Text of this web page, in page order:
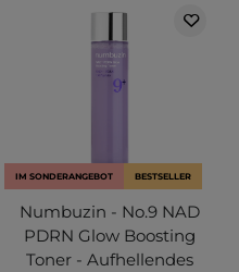
IM SONDERANGEBOT BESTSELLER
Numbuzin - No.9 NAD
PDRN Glow Boosting
Toner - Aufhellendes